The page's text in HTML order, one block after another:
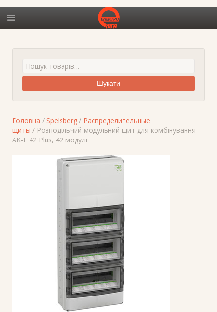
Шукати
Головна / Spelsberg / Распределительные
щиты / Розподільчий модульний щит для комбінування
AK-F 42 Plus, 42 модулі